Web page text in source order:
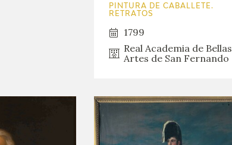
PINTURA DE CABALLETE.
RETRATOS
1799
Real Academia de Bellas
Artes de San Fernando